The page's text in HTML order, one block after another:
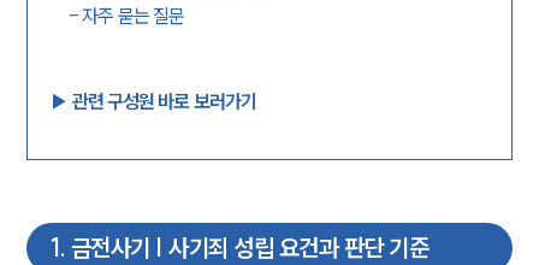
-자주 묻는 질문
▶︎ 관련 구성원 바로 보러가기
1. 금전사기 | 사기죄 성립 요건과 판단 기준